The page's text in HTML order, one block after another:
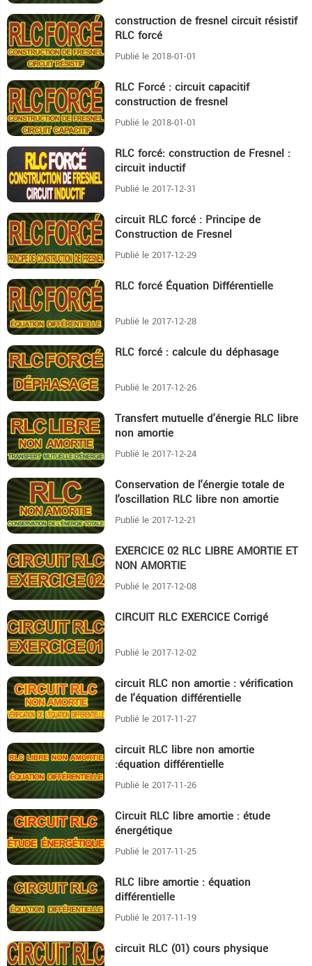
4:35 construction de fresnel circuit résistif
RLC forcé
Publié le 2018-01-01
13:7 RLC Forcé : circuit capacitif
construction de fresnel
Publié le 2018-01-01
29:55 RLC forcé: construction de Fresnel :
circuit inductif
Publié le 2017-12-31
12:41 circuit RLC forcé : Principe de
Construction de Fresnel
Publié le 2017-12-29
3:38 RLC forcé Équation Différentielle
Publié le 2017-12-28
12:55 RLC forcé : calcule du déphasage
Publié le 2017-12-26
14:11 Transfert mutuelle d'énergie RLC libre
non amortie
Publié le 2017-12-24
12:58 Conservation de l'énergie totale de
l'oscillation RLC libre non amortie
Publié le 2017-12-21
44:5 EXERCICE 02 RLC LIBRE AMORTIE ET
NON AMORTIE
Publié le 2017-12-08
23:40 CIRCUIT RLC EXERCICE Corrigé
Publié le 2017-12-02
9 circuit RLC non amortie : vérification
de l'équation différentielle
Publié le 2017-11-27
16:10 circuit RLC libre non amortie
:équation différentielle
Publié le 2017-11-26
14:31 Circuit RLC libre amortie : étude
énergétique
Publié le 2017-11-25
5:55 RLC libre amortie : équation
différentielle
Publié le 2017-11-19
17:44 circuit RLC (01) cours physique